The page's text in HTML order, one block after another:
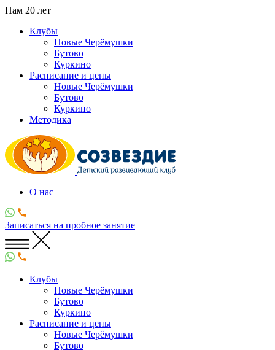
Нам 20 лет
Клубы
Новые Черёмушки
Бутово
Куркино
Расписание и цены
Новые Черёмушки
Бутово
Куркино
Методика
О нас
Записаться на пробное занятие
Клубы
Новые Черёмушки
Бутово
Куркино
Расписание и цены
Новые Черёмушки
Бутово